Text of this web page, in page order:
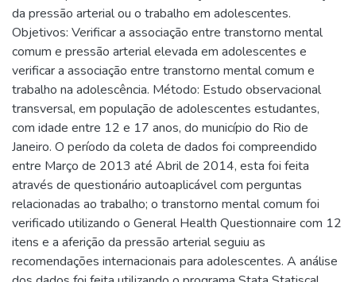
da pressão arterial ou o trabalho em adolescentes.
Objetivos: Verificar a associação entre transtorno mental
comum e pressão arterial elevada em adolescentes e
verificar a associação entre transtorno mental comum e
trabalho na adolescência. Método: Estudo observacional
transversal, em população de adolescentes estudantes,
com idade entre 12 e 17 anos, do município do Rio de
Janeiro. O período da coleta de dados foi compreendido
entre Março de 2013 até Abril de 2014, esta foi feita
através de questionário autoaplicável com perguntas
relacionadas ao trabalho; o transtorno mental comum foi
verificado utilizando o General Health Questionnaire com 12
itens e a aferição da pressão arterial seguiu as
recomendações internacionais para adolescentes. A análise